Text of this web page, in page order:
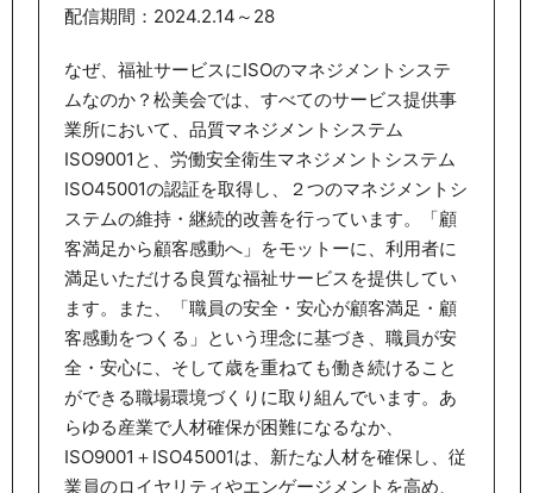
配信期間：2024.2.14～28
なぜ、福祉サービスにISOのマネジメントシステ
ムなのか？松美会では、すべてのサービス提供事
業所において、品質マネジメントシステム
ISO9001と、労働安全衛生マネジメントシステム
ISO45001の認証を取得し、２つのマネジメントシ
ステムの維持・継続的改善を行っています。「顧
客満足から顧客感動へ」をモットーに、利用者に
満足いただける良質な福祉サービスを提供してい
ます。また、「職員の安全・安心が顧客満足・顧
客感動をつくる」という理念に基づき、職員が安
全・安心に、そして歳を重ねても働き続けること
ができる職場環境づくりに取り組んでいます。あ
らゆる産業で人材確保が困難になるなか、
ISO9001＋ISO45001は、新たな人材を確保し、従
業員のロイヤリティやエンゲージメントを高め、